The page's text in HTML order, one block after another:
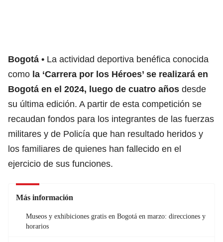
Bogotá
La actividad deportiva benéfica conocida
como la ‘Carrera por los Héroes’ se realizará en
Bogotá en el 2024, luego de cuatro años desde
su última edición. A partir de esta competición se
recaudan fondos para los integrantes de las fuerzas
militares y de Policía que han resultado heridos y
los familiares de quienes han fallecido en el
ejercicio de sus funciones.
Más información
Museos y exhibiciones gratis en Bogotá en marzo: direcciones y
horarios